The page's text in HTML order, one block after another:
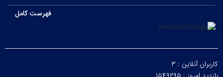
فهرست کامل
کاربران آنلاین : ۳